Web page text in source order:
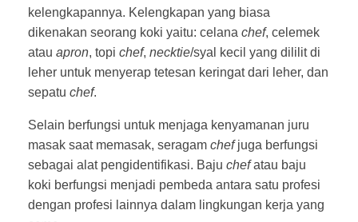
kelengkapannya. Kelengkapan yang biasa
dikenakan seorang koki yaitu: celana chef, celemek
atau apron, topi chef, necktie/syal kecil yang dililit di
leher untuk menyerap tetesan keringat dari leher, dan
sepatu chef.
Selain berfungsi untuk menjaga kenyamanan juru
masak saat memasak, seragam chefjuga berfungsi
sebagai alat pengidentifikasi. Baju chefatau baju
koki berfungsi menjadi pembeda antara satu profesi
dengan profesi lainnya dalam lingkungan kerja yang